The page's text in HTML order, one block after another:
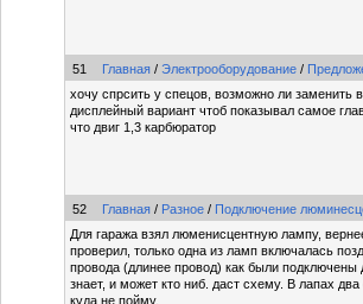
51 Главная / Электрооборудование /
хочу спрсить у спецов, возможно ли заменить
дисплейный вариант чтоб показывал самое
что двиг 1,3 карбюратор
52 Главная / Разное / Подключение
Для гаража взял люменисцентную лампу,
проверил, только одна из ламп включалась
провода (длинее провод) как были подключены
знает, и может кто ниб. даст схему. В лапах
куда не пойму,